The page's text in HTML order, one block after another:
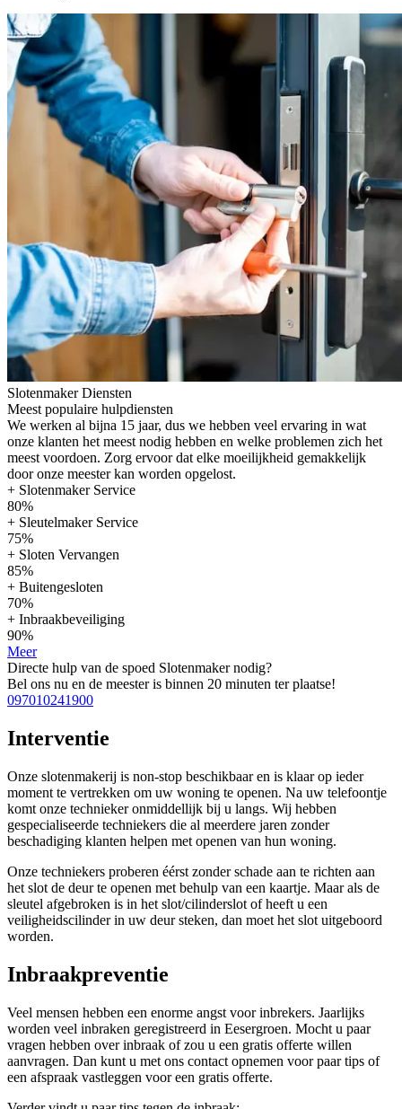
Slotenmaker Diensten
Meest populaire hulpdiensten
We werken al bijna 15 jaar, dus we hebben veel ervaring in wat
onze klanten het meest nodig hebben en welke problemen zich het
meest voordoen. Zorg ervoor dat elke moeilijkheid gemakkelijk
door onze meester kan worden opgelost.
+ Slotenmaker Service
80%
+ Sleutelmaker Service
75%
+ Sloten Vervangen
85%
+ Buitengesloten
70%
+ Inbraakbeveiliging
90%
Meer
Directe hulp van de spoed Slotenmaker nodig?
Bel ons nu en de meester is binnen 20 minuten ter plaatse!
097010241900
Interventie
Onze slotenmakerij is non-stop beschikbaar en is klaar op ieder
moment te vertrekken om uw woning te openen. Na uw telefoontje
komt onze technieker onmiddellijk bij u langs. Wij hebben
gespecialiseerde techniekers die al meerdere jaren zonder
beschadiging klanten helpen met openen van hun woning.
Onze techniekers proberen éérst zonder schade aan te richten aan
het slot de deur te openen met behulp van een kaartje. Maar als de
sleutel afgebroken is in het slot/cilinderslot of heeft u een
veiligheidscilinder in uw deur steken, dan moet het slot uitgeboord
worden.
Inbraakpreventie
Veel mensen hebben een enorme angst voor inbrekers. Jaarlijks
worden veel inbraken geregistreerd in Eesergroen. Mocht u paar
vragen hebben over inbraak of zou u een gratis offerte willen
aanvragen. Dan kunt u met ons contact opnemen voor paar tips of
een afspraak vastleggen voor een gratis offerte.